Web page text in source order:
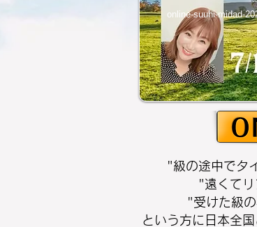
online-suuhi-midad-
"級の途中でタ
"遠くて
"受けた級
という方に日本全